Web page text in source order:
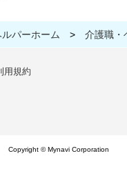
パーホーム > 介護職・
用規約
Copyright © Mynavi Corporation